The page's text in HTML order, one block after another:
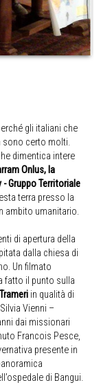
gli italiani che
sono certo molti.
dimentica intere
Onlus, la
- Gruppo Territoriale
terra presso la
ambito umanitario.
di apertura della
dalla chiesa di
Un filmato
fatto il punto sulla
in qualità di
Vienni –
dai missionari
Francois Pesce,
presente in
di Bangui.